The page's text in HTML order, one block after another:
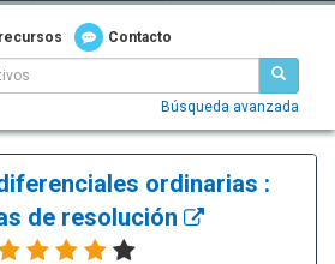
Contacto
Búsqueda avanzada
ordinarias :
de resolución